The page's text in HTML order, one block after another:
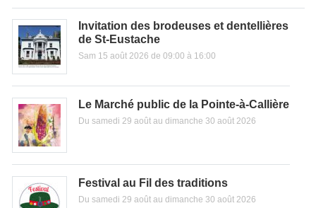
Invitation des brodeuses et dentellières
de St-Eustache
Sam 15 août 2026 de 09:00 à 16:00
Le Marché public de la Pointe-à-Callière
Du samedi 29 août au dimanche 30 août 2026
Festival au Fil des traditions
Du samedi 29 août au dimanche 30 août 2026